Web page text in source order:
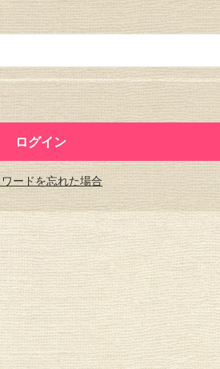
ードを忘れた場合